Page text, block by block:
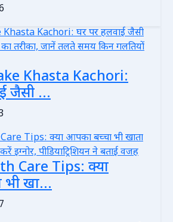
Khasta Kachori:
जैसी ...
Care Tips: क्या
खा...
7